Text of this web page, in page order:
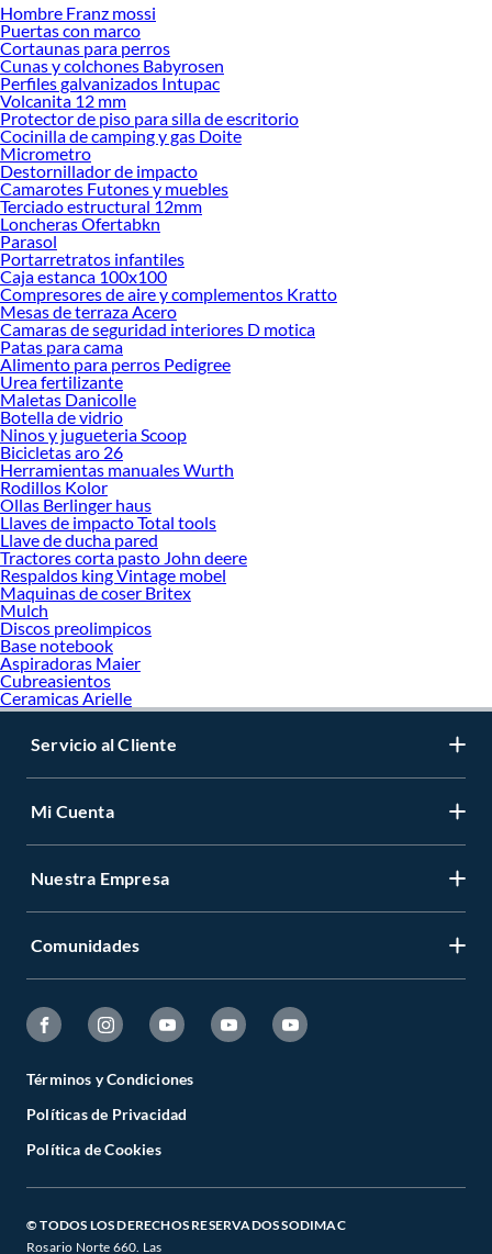
Hombre Franz mossi
Puertas con marco
Cortaunas para perros
Cunas y colchones Babyrosen
Perfiles galvanizados Intupac
Volcanita 12 mm
Protector de piso para silla de escritorio
Cocinilla de camping y gas Doite
Micrometro
Destornillador de impacto
Camarotes Futones y muebles
Terciado estructural 12mm
Loncheras Ofertabkn
Parasol
Portarretratos infantiles
Caja estanca 100x100
Compresores de aire y complementos Kratto
Mesas de terraza Acero
Camaras de seguridad interiores D motica
Patas para cama
Alimento para perros Pedigree
Urea fertilizante
Maletas Danicolle
Botella de vidrio
Ninos y jugueteria Scoop
Bicicletas aro 26
Herramientas manuales Wurth
Rodillos Kolor
Ollas Berlinger haus
Llaves de impacto Total tools
Llave de ducha pared
Tractores corta pasto John deere
Respaldos king Vintage mobel
Maquinas de coser Britex
Mulch
Discos preolimpicos
Base notebook
Aspiradoras Maier
Cubreasientos
Ceramicas Arielle
Servicio al Cliente
Mi Cuenta
Nuestra Empresa
Comunidades
Términos y Condiciones
Políticas de Privacidad
Política de Cookies
© TODOS LOS DERECHOS RESERVADOS SODIMAC
Rosario Norte 660. Las